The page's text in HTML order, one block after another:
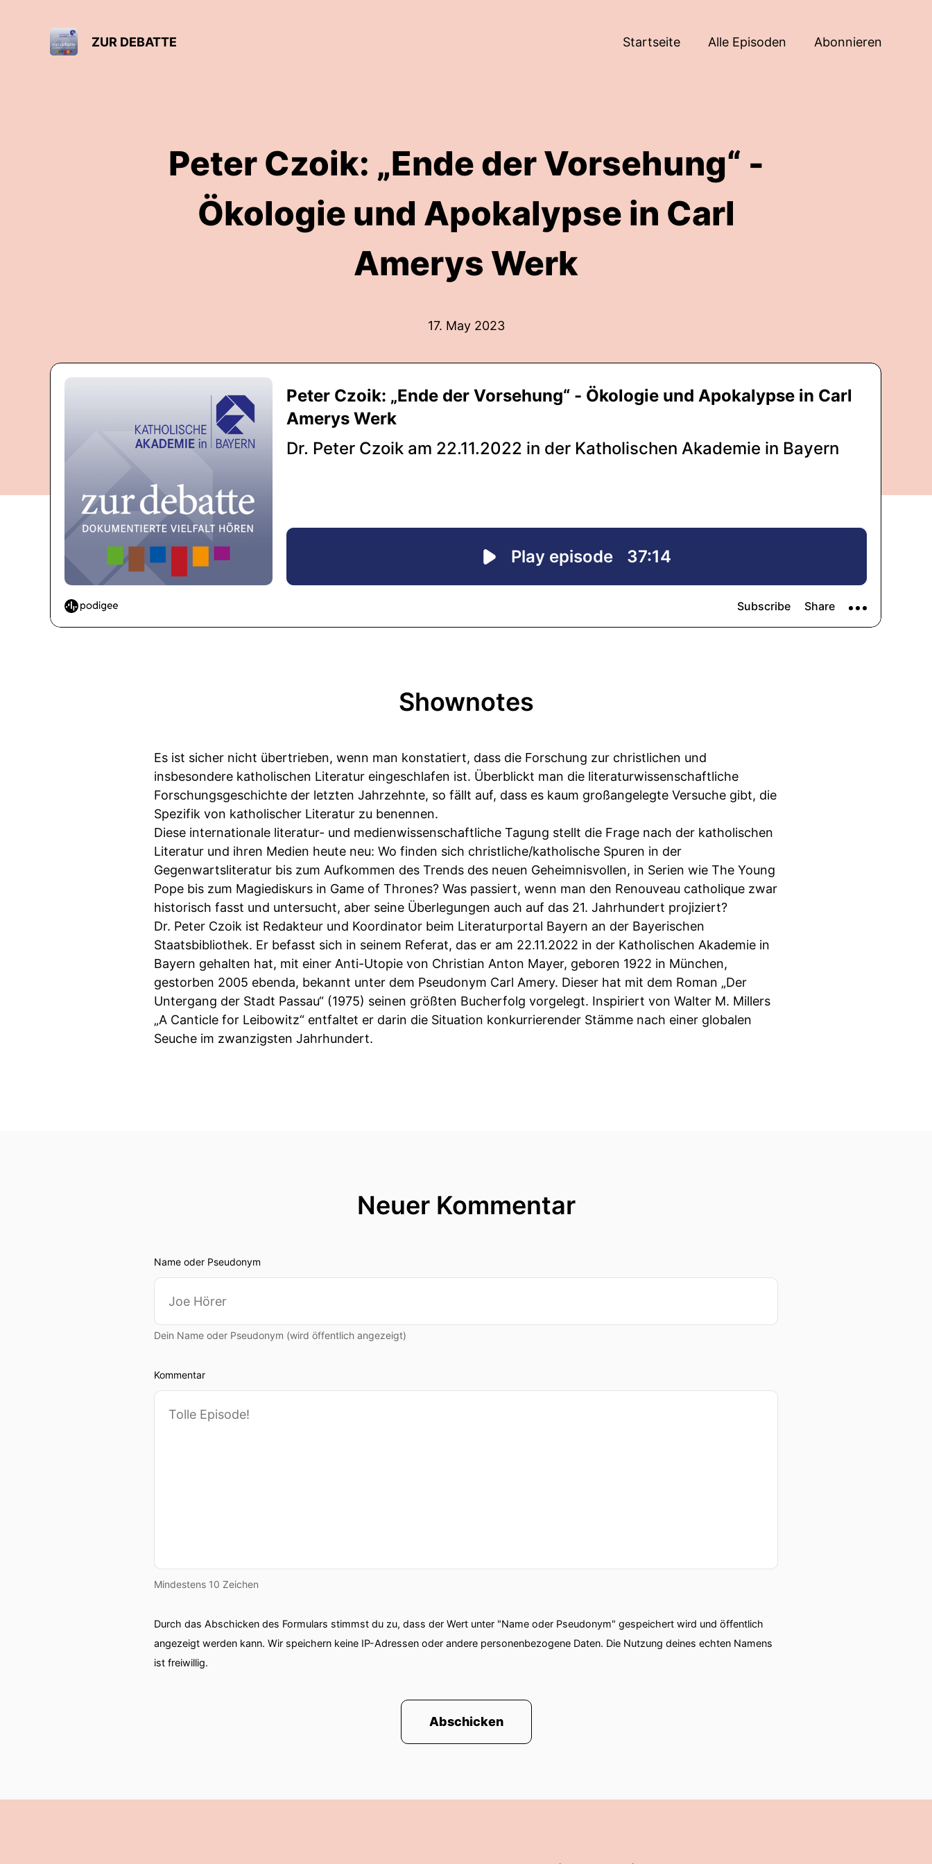
ZUR DEBATTE Startseite Alle Episoden Abonnieren
Peter Czoik: „Ende der Vorsehung“ -
Ökologie und Apokalypse in Carl
Amerys Werk
17. May 2023
Shownotes
Es ist sicher nicht übertrieben, wenn man konstatiert, dass die Forschung zur christlichen und
insbesondere katholischen Literatur eingeschlafen ist. Überblickt man die literaturwissenschaftliche
Forschungsgeschichte der letzten Jahrzehnte, so fällt auf, dass es kaum großangelegte Versuche gibt, die
Spezifik von katholischer Literatur zu benennen.
Diese internationale literatur- und medienwissenschaftliche Tagung stellt die Frage nach der katholischen
Literatur und ihren Medien heute neu: Wo finden sich christliche/katholische Spuren in der
Gegenwartsliteratur bis zum Aufkommen des Trends des neuen Geheimnisvollen, in Serien wie The Young
Pope bis zum Magiediskurs in Game of Thrones? Was passiert, wenn man den Renouveau catholique zwar
historisch fasst und untersucht, aber seine Überlegungen auch auf das 21. Jahrhundert projiziert?
Dr. Peter Czoik ist Redakteur und Koordinator beim Literaturportal Bayern an der Bayerischen
Staatsbibliothek. Er befasst sich in seinem Referat, das er am 22.11.2022 in der Katholischen Akademie in
Bayern gehalten hat, mit einer Anti-Utopie von Christian Anton Mayer, geboren 1922 in München,
gestorben 2005 ebenda, bekannt unter dem Pseudonym Carl Amery. Dieser hat mit dem Roman „Der
Untergang der Stadt Passau“ (1975) seinen größten Bucherfolg vorgelegt. Inspiriert von Walter M. Millers
„A Canticle for Leibowitz“ entfaltet er darin die Situation konkurrierender Stämme nach einer globalen
Seuche im zwanzigsten Jahrhundert.
Neuer Kommentar
Name oder Pseudonym
Dein Name oder Pseudonym (wird öffentlich angezeigt)
Kommentar
Mindestens 10 Zeichen
Durch das Abschicken des Formulars stimmst du zu, dass der Wert unter "Name oder Pseudonym" gespeichert wird und öffentlich
angezeigt werden kann. Wir speichern keine IP-Adressen oder andere personenbezogene Daten. Die Nutzung deines echten Namens
ist freiwillig.
Abschicken